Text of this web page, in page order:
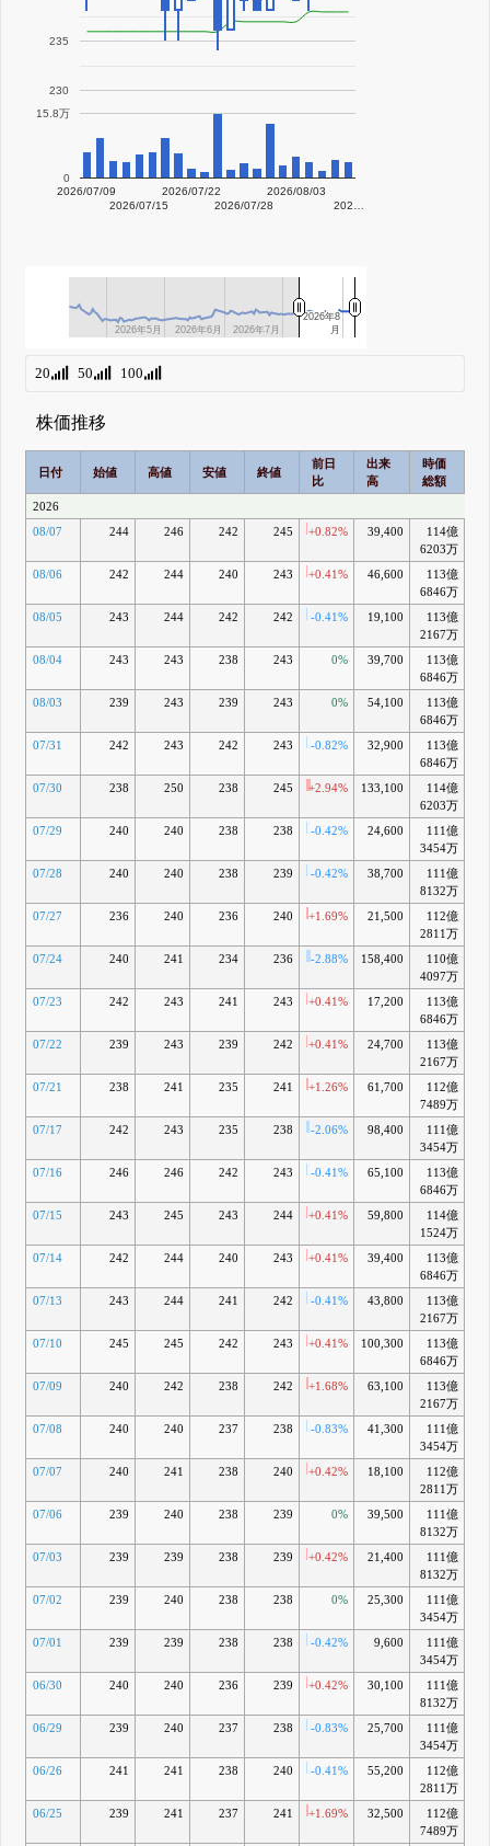
230
235
2026/07/09
2026/07/15
2026/07/22
2026/07/28
2026/08/03
202…
0
15.8万
2026年5月
2026年5月 2026年6月
2026年6月 2026年7月
2026年7月 月月
2026年8
2026年8
20 50 100
株価推移
日付 始値 高値 安値 終値
前日
比
出来
高
時価
総額
2026
08/07
244 246 242 245 +0.82% 39,400
114億
6203万
08/06 242 244 240 243 +0.41% 46,600
113億
6846万
08/05 243 244 242 242 -0.41% 19,100
113億
2167万
08/04 243 243 238 243 0% 39,700
113億
6846万
08/03 239 243 239 243 0% 54,100
113億
6846万
07/31 242 243 242 243 -0.82% 32,900
113億
6846万
07/30 238 250 238 245 +2.94% 133,100
114億
6203万
07/29 240 240 238 238 -0.42% 24,600
111億
3454万
07/28 240 240 238 239 -0.42% 38,700
111億
8132万
07/27 236 240 236 240 +1.69% 21,500
112億
2811万
07/24
240 241 234 236 -2.88% 158,400
110億
4097万
07/23 242 243 241 243 +0.41% 17,200
113億
6846万
07/22 239 243 239 242 +0.41% 24,700
113億
2167万
07/21 238 241 235 241 +1.26% 61,700
112億
7489万
07/17
242 243 235 238 -2.06% 98,400
111億
3454万
07/16 246 246 242 243 -0.41% 65,100
113億
6846万
07/15 243 245 243 244 +0.41% 59,800
114億
1524万
07/14 242 244 240 243 +0.41% 39,400
113億
6846万
07/13 243 244 241 242 -0.41% 43,800
113億
2167万
07/10 245 245 242 243 +0.41% 100,300
113億
6846万
07/09 240 242 238 242 +1.68% 63,100
113億
2167万
07/08 240 240 237 238 -0.83% 41,300
111億
3454万
07/07 240 241 238 240 +0.42% 18,100
112億
2811万
07/06
239 240 238 239 0% 39,500
111億
8132万
07/03 239 239 238 239 +0.42% 21,400
111億
8132万
07/02 239 240 238 238 0% 25,300
111億
3454万
07/01 239 239 238 238 -0.42% 9,600
111億
3454万
06/30 240 240 236 239 +0.42% 30,100
111億
8132万
06/29 239 240 237 238 -0.83% 25,700
111億
3454万
06/26 241 241 238 240 -0.41% 55,200
112億
2811万
06/25 239 241 237 241 +1.69% 32,500
112億
7489万